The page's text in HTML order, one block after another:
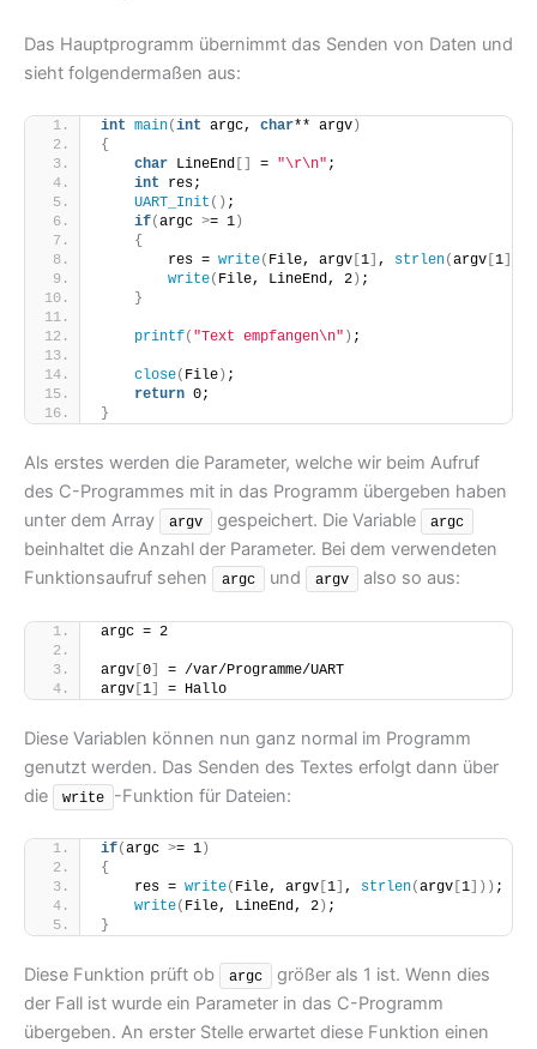
Das Hauptprogramm übernimmt das Senden von Daten und
sieht folgendermaßen aus:
int main(int argc, char** argv )
{
char LineEnd = "\r\n" ;
int res;
UART_Init () ;
if(argc >= 1 )
{
        res =
write( File, argv 1 , strlen(argv 1
write( File, LineEnd, 2 ) ;
}
printf( "Text empfangen\n" ) ;
close( File ) ;
return 0;
}
Als erstes werden die Parameter, welche wir beim Aufruf
des C-Programmes mit in das Programm übergeben haben
unter dem Array
argv gespeichert. Die Variable argc
beinhaltet die Anzahl der Parameter. Bei dem verwendeten
Funktionsaufruf sehen
argc und argv also so aus:
argc = 2
argv [0]
= /var/Programme/UART
argv [1] = Hallo
Diese Variablen können nun ganz normal im Programm
genutzt werden. Das Senden des Textes erfolgt dann über
die
write -Funktion für Dateien:
if(argc >= 1 )
{
    res =
write( File, argv 1 , strlen(argv 1 ])) ;
write( File, LineEnd, 2 ) ;
}
Diese Funktion prüft ob argc
größer als 1 ist. Wenn dies
der Fall ist wurde ein Parameter in das C-Programm
übergeben. An erster Stelle erwartet diese Funktion einen